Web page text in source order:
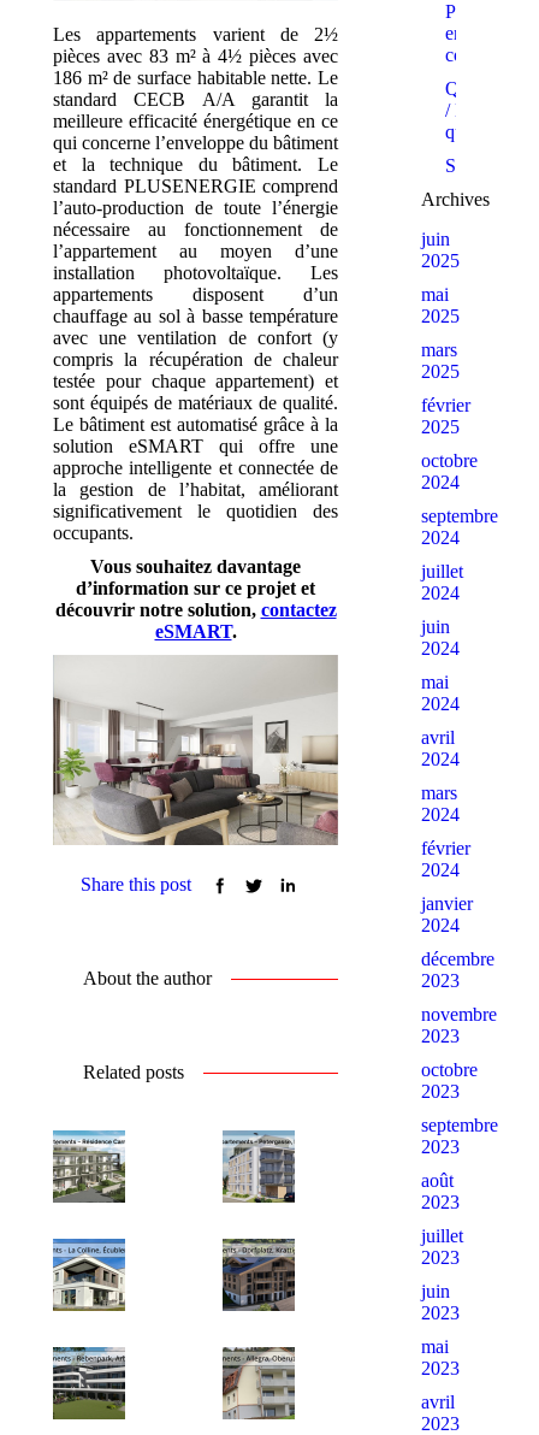
Les appartements varient de 2½
pièces avec 83 m² à 4½ pièces avec
186 m² de surface habitable nette. Le
standard CECB A/A garantit la
meilleure efficacité énergétique en ce
qui concerne l’enveloppe du bâtiment
et la technique du bâtiment. Le
standard PLUSENERGIE comprend
l’auto-production de toute l’énergie
nécessaire au fonctionnement de
l’appartement au moyen d’une
installation photovoltaïque. Les
appartements disposent d’un
chauffage au sol à basse température
avec une ventilation de confort (y
compris la récupération de chaleur
testée pour chaque appartement) et
sont équipés de matériaux de qualité.
Le bâtiment est automatisé grâce à la
solution eSMART qui offre une
approche intelligente et connectée de
la gestion de l’habitat, améliorant
significativement le quotidien des
occupants.
Vous souhaitez davantage
d’information sur ce projet et
découvrir notre solution, contactez
eSMART.
Share this post
About the author
Related posts
Projets
en
cours
Quartiers
/ Eco-
quartiers
Showrooms
Archives
juin
2025
mai
2025
mars
2025
février
2025
octobre
2024
septembre
2024
juillet
2024
juin
2024
mai
2024
avril
2024
mars
2024
février
2024
janvier
2024
décembre
2023
novembre
2023
octobre
2023
septembre
2023
août
2023
juillet
2023
juin
2023
mai
2023
avril
2023